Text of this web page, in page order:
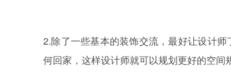
2.除了一些基本的装饰交流，最好让设计
何回家，这样设计师就可以规划更好的空间